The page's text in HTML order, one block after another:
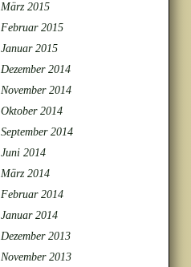
März 2015
Februar 2015
Januar 2015
Dezember 2014
November 2014
Oktober 2014
September 2014
Juni 2014
März 2014
Februar 2014
Januar 2014
Dezember 2013
November 2013